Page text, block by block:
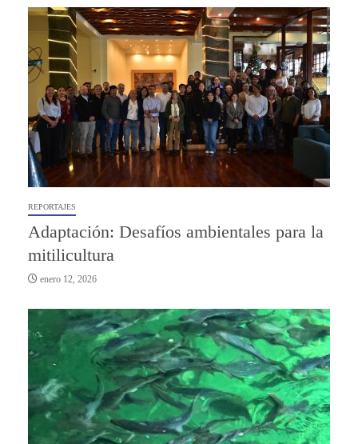
REPORTAJES
Adaptación: Desafíos ambientales para la
mitilicultura
enero 12, 2026